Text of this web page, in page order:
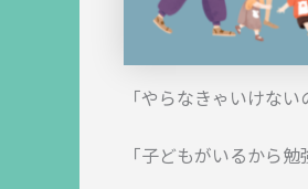
「やらなきゃいけな
「子どもがいるから